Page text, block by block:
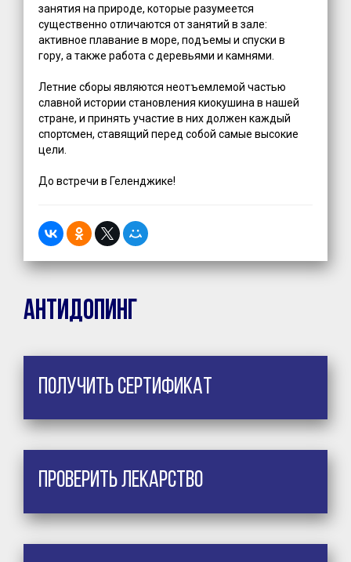
занятия на природе, которые разумеется
существенно отличаются от занятий в зале:
активное плавание в море, подъемы и спуски в
гору, а также работа с деревьями и камнями.
Летние сборы являются неотъемлемой частью
славной истории становления киокушина в нашей
стране, и принять участие в них должен каждый
спортсмен, ставящий перед собой самые высокие
цели.
До встречи в Геленджике!
Антидопинг
Получить сертификат
Проверить лекарство